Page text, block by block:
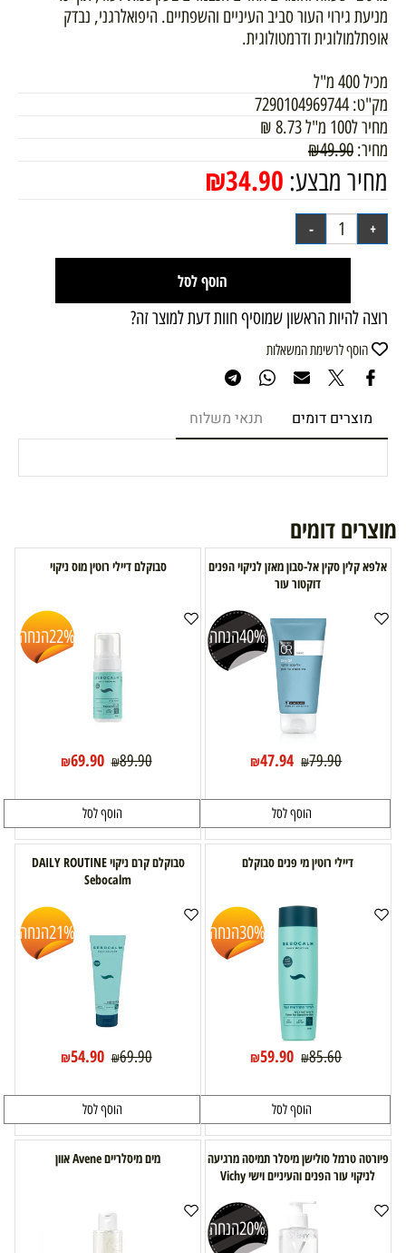
מניעת גירוי העור סביב העיניים והשפתיים. היפואלרגני, נבדק
אופתלמולוגית ודרמטולוגית.
מכיל 400 מ"ל
מק"ט: 7290104969744
מחיר ל100 מ"ל
8.73
₪
מחיר:
₪49.90
מחיר מבצע: ₪34.90
הוסף לסל
רוצה להיות הראשון שמוסיף חוות דעת למוצר זה?
הוסף לרשימת המשאלות
מוצרים דומים תנאי משלוח
מוצרים דומים
אלפא קלין סקין אל-סבון מאזן לניקוי הפנים
דוקטור עור
40%הנחה
₪79.90
₪47.94
הוסף לסל
סבוקלם דיילי רוטין מוס ניקוי
22%הנחה
₪89.90
₪69.90
הוסף לסל
דיילי רוטין מי פנים סבוקלם
30%הנחה
₪85.60
₪59.90
הוסף לסל
סבוקלם קרם ניקוי DAILY ROUTINE
Sebocalm
21%הנחה
₪69.90
₪54.90
הוסף לסל
פיורטה טרמל סולישן מיסלר תמיסה מרגיעה
לניקוי עור הפנים והעיניים וישי Vichy
20%הנחה
מים מיסלריים Avene אוון